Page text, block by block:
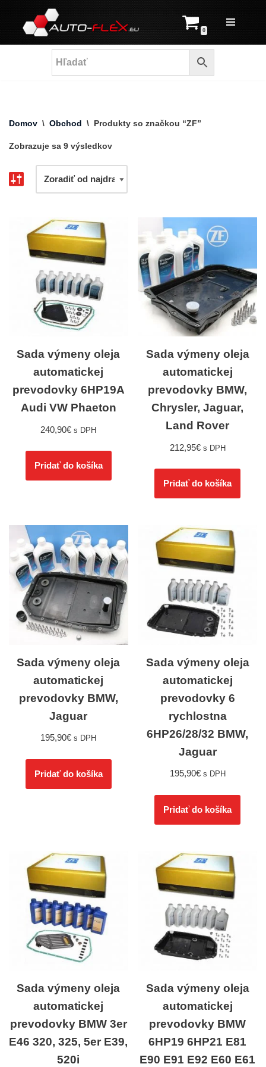
Prejsť
na
0
Domov \ Obchod \ Produkty so značkou “ZF”
Zobrazuje sa 9 výsledkov
Sada výmeny oleja
automatickej
prevodovky 6HP19A
Audi VW Phaeton
240,90€ s DPH
Pridať do košíka
Sada výmeny oleja
automatickej
prevodovky BMW,
Chrysler, Jaguar,
Land Rover
212,95€ s DPH
Pridať do košíka
Sada výmeny oleja
automatickej
prevodovky BMW,
Jaguar
195,90€ s DPH
Pridať do košíka
Sada výmeny oleja
automatickej
prevodovky 6
rychlostna
6HP26/28/32 BMW,
Jaguar
195,90€ s DPH
Pridať do košíka
Sada výmeny oleja
automatickej
prevodovky BMW 3er
E46 320, 325, 5er E39,
520i
Sada výmeny oleja
automatickej
prevodovky BMW
6HP19 6HP21 E81
E90 E91 E92 E60 E61